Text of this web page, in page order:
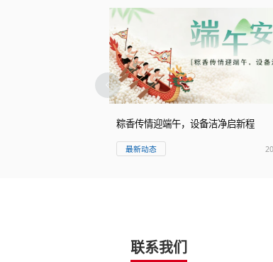
粽香传情迎端午，设备洁净启新程
最新动态
联系我们